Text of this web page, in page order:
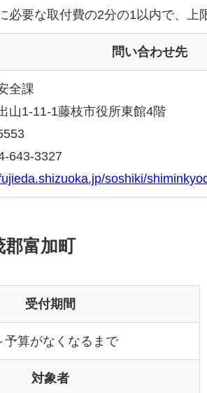
必要な取付費の2分の1以内で、上
問い合わせ先
全課
山1-11-1藤枝市役所東館4階
643-3327
soshiki/
郡富加町
受付期間
予算がなくなるまで
対象者